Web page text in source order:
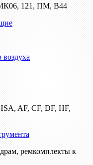
121, ПМ, В44
воздуха
AF, CF, DF, HF,
ремкомплекты к